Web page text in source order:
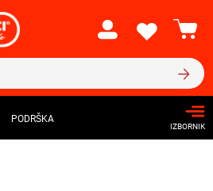
PODRŠKA
IZBORNIK